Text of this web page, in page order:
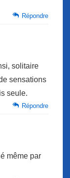
Répondre
solitaire
sensations
seule.
Répondre
même par